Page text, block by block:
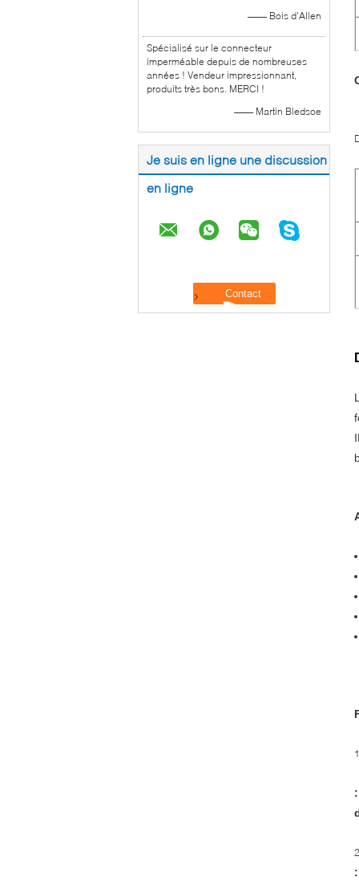
—— Bois d'Allen
Spécialisé sur le connecteur
imperméable depuis de nombreuses
années ! Vendeur impressionnant,
produits très bons. MERCI !
—— Martin Bledsoe
Je suis en ligne une discussion
en ligne